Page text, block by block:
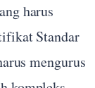
harus
Standar
mengurus